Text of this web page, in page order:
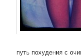
путь похудения с